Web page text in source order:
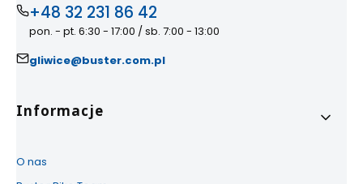
+48 32 231 86 42
pon. - pt. 6:30 - 17:00 / sb. 7:00 - 13:00
gliwice@buster.com.pl
Linki w stopce
Informacje
O nas